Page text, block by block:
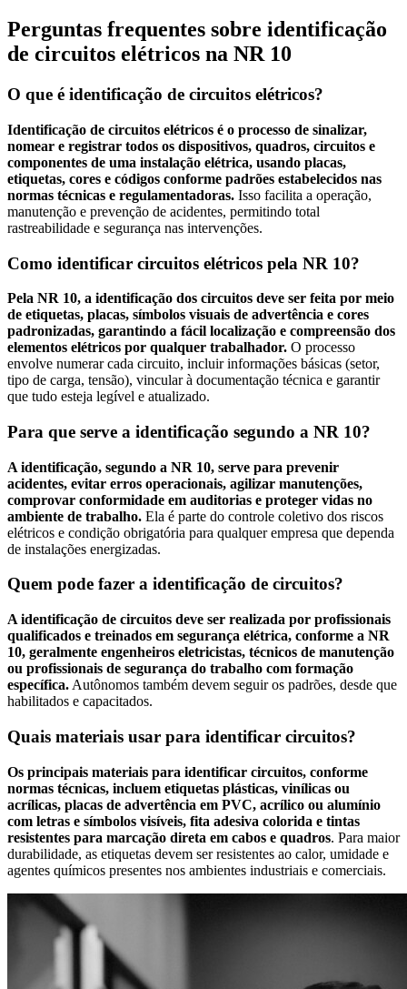
Perguntas frequentes sobre identificação
de circuitos elétricos na NR 10
O que é identificação de circuitos elétricos?
Identificação de circuitos elétricos é o processo de sinalizar,
nomear e registrar todos os dispositivos, quadros, circuitos e
componentes de uma instalação elétrica, usando placas,
etiquetas, cores e códigos conforme padrões estabelecidos nas
normas técnicas e regulamentadoras. Isso facilita a operação,
manutenção e prevenção de acidentes, permitindo total
rastreabilidade e segurança nas intervenções.
Como identificar circuitos elétricos pela NR 10?
Pela NR 10, a identificação dos circuitos deve ser feita por meio
de etiquetas, placas, símbolos visuais de advertência e cores
padronizadas, garantindo a fácil localização e compreensão dos
elementos elétricos por qualquer trabalhador. O processo
envolve numerar cada circuito, incluir informações básicas (setor,
tipo de carga, tensão), vincular à documentação técnica e garantir
que tudo esteja legível e atualizado.
Para que serve a identificação segundo a NR 10?
A identificação, segundo a NR 10, serve para prevenir
acidentes, evitar erros operacionais, agilizar manutenções,
comprovar conformidade em auditorias e proteger vidas no
ambiente de trabalho. Ela é parte do controle coletivo dos riscos
elétricos e condição obrigatória para qualquer empresa que dependa
de instalações energizadas.
Quem pode fazer a identificação de circuitos?
A identificação de circuitos deve ser realizada por profissionais
qualificados e treinados em segurança elétrica, conforme a NR
10, geralmente engenheiros eletricistas, técnicos de manutenção
ou profissionais de segurança do trabalho com formação
específica. Autônomos também devem seguir os padrões, desde que
habilitados e capacitados.
Quais materiais usar para identificar circuitos?
Os principais materiais para identificar circuitos, conforme
normas técnicas, incluem etiquetas plásticas, vinílicas ou
acrílicas, placas de advertência em PVC, acrílico ou alumínio
com letras e símbolos visíveis, fita adesiva colorida e tintas
resistentes para marcação direta em cabos e quadros. Para maior
durabilidade, as etiquetas devem ser resistentes ao calor, umidade e
agentes químicos presentes nos ambientes industriais e comerciais.